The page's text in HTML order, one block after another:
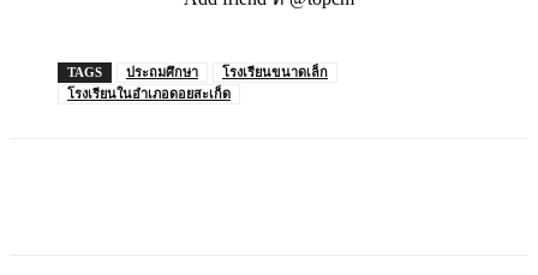
TAGS ประถมศึกษา
โรงเรียนขนาดเล็ก
โรงเรียนในอำเภอดอยสะเก็ด